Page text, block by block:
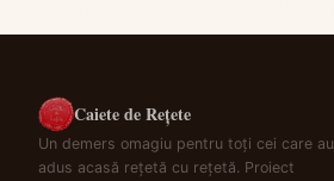
Caiete de Rețete
Un demers omagiu pentru toți cei care au
adus acasă rețetă cu rețetă. Proiect